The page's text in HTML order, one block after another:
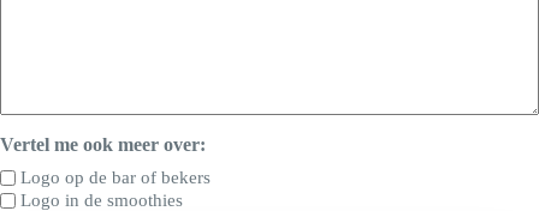
Vertel me ook meer over:
Logo op de bar of bekers
Logo in de smoothies